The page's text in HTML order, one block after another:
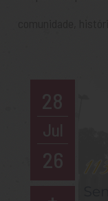
28
Jul
26